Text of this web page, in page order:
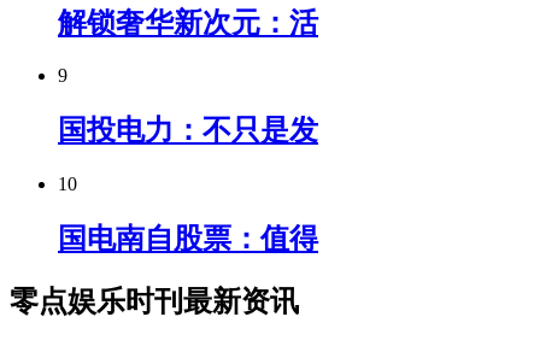
解锁奢华新次元：活
9
国投电力：不只是发
10
国电南自股票：值得
零点娱乐时刊最新资讯